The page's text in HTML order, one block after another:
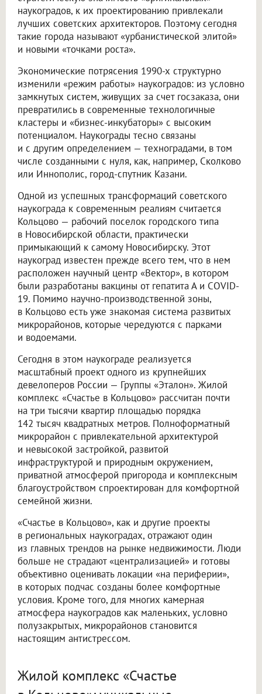
наукоградов, к их проектированию привлекали
лучших советских архитекторов. Поэтому сегодня
такие города называют «урбанистической элитой»
и новыми «точками роста».
Экономические потрясения 1990-х структурно
изменили «режим работы» наукоградов: из условно
замкнутых систем, живущих за счет госзаказа, они
превратились в современные технологичные
кластеры и «бизнес-инкубаторы» с высоким
потенциалом. Наукограды тесно связаны
и с другим определением — техноградами, в том
числе созданными с нуля, как, например, Сколково
или Иннополис, город-спутник Казани.
Одной из успешных трансформаций советского
наукограда к современным реалиям считается
Кольцово — рабочий поселок городского типа
в Новосибирской области, практически
примыкающий к самому Новосибирску. Этот
наукоград известен прежде всего тем, что в нем
расположен научный центр «Вектор», в котором
были разработаны вакцины от гепатита А и COVID-
19. Помимо научно-производственной зоны,
в Кольцово есть уже знакомая система развитых
микрорайонов, которые чередуются с парками
и водоемами.
Сегодня в этом наукограде реализуется
масштабный проект одного из крупнейших
девелоперов России — Группы «Эталон». Жилой
комплекс «Счастье в Кольцово» рассчитан почти
на три тысячи квартир площадью порядка
142 тысяч квадратных метров. Полноформатный
микрорайон с привлекательной архитектурой
и невысокой застройкой, развитой
инфраструктурой и природным окружением,
приватной атмосферой пригорода и комплексным
благоустройством спроектирован для комфортной
семейной жизни.
«Счастье в Кольцово», как и другие проекты
в региональных наукоградах, отражают один
из главных трендов на рынке недвижимости. Люди
больше не страдают «централизацией» и готовы
объективно оценивать локации «на периферии»,
в которых подчас созданы более комфортные
условия. Кроме того, для многих камерная
атмосфера наукоградов как маленьких, условно
полузакрытых, микрорайонов становится
настоящим антистрессом.
Жилой комплекс «Счастье